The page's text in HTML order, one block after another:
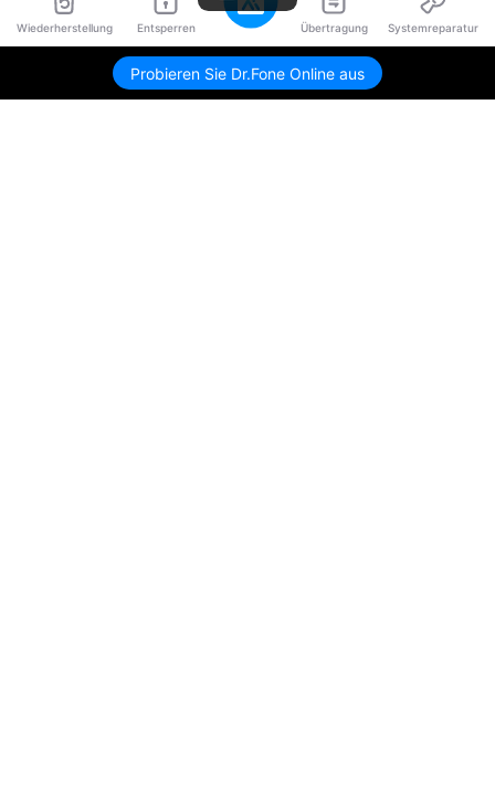
Wiederherstellung Entsperren Übertragung Systemreparatur
Probieren Sie Dr.Fone Online aus